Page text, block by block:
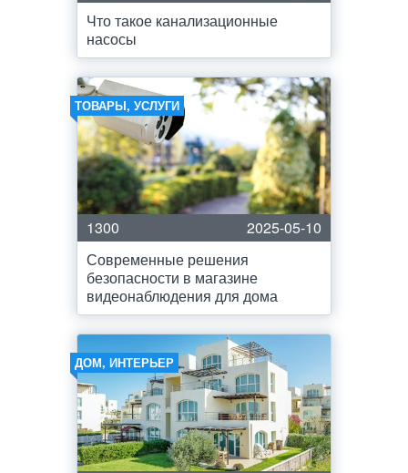
Что такое канализационные
насосы
ТОВАРЫ, УСЛУГИ
1300
2025-05-10
Современные решения
безопасности в магазине
видеонаблюдения для дома
ДОМ, ИНТЕРЬЕР